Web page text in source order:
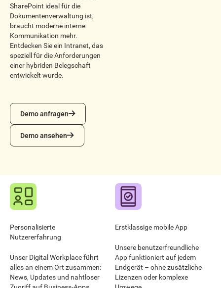
SharePoint ideal für die
Dokumentenverwaltung ist,
braucht moderne interne
Kommunikation mehr.
Entdecken Sie ein Intranet, das
speziell für die Anforderungen
einer hybriden Belegschaft
entwickelt wurde.
Demo anfragen
Demo anfragen
Demo ansehen
Demo ansehen
Personalisierte
Nutzererfahrung
Unser Digital Workplace führt
alles an einem Ort zusammen:
News, Updates und nahtloser
Erstklassige mobile App
Unsere benutzerfreundliche
App funktioniert auf jedem
Endgerät – ohne zusätzliche
Lizenzen oder komplexe